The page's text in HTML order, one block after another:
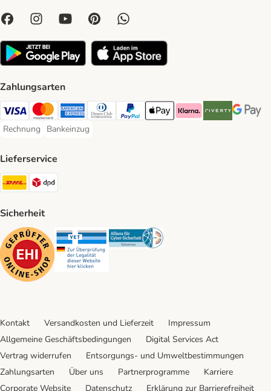
Zahlungsarten
Visa Payment Method
Mastercard Payment Method
American Express Payment Method
Diners Club Payment Method
PayPal Payment Method
Apple Pay Payment Method
Klarna Payment Method
Riverty Payment
Google
Rechnung
Rechnung Payment Method
Bankeinzug
Bankeinzug Payment Method
Lieferservice
DHL Shipping Method
Sicherheit
Security Security Security
Kontakt Versandkosten und Lieferzeit
Impressum
Allgemeine Geschäftsbedingungen
Digital Services Act
Vertrag widerrufen
Entsorgungs- und Umweltbestimmungen
Zahlungsarten
Über uns Partnerprogramme
Karriere
Corporate Website
Datenschutz Erklärung zur Barrierefreiheit